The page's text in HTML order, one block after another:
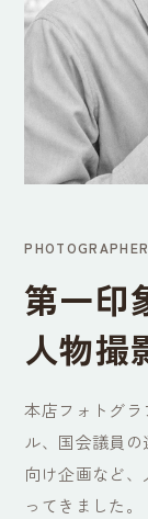
PHOTOGRAPHER
第一印
人物撮
本店フォトグ
ル、国会議員
向け企画など
ってきました。